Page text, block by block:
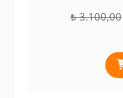
₺3.100,00